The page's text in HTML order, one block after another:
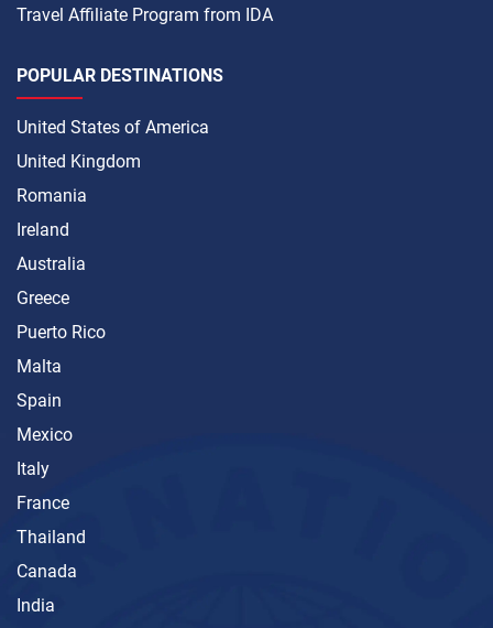
Travel Affiliate Program from IDA
POPULAR DESTINATIONS
United States of America
United Kingdom
Romania
Ireland
Australia
Greece
Puerto Rico
Malta
Spain
Mexico
Italy
France
Thailand
Canada
India